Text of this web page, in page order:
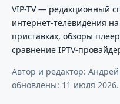
VIP-TV — редакционный
интернет-телевидения
приставках, обзоры
сравнение IPTV-
Автор и редактор:
обновлены: 11 июля 2026.